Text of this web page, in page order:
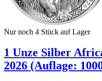
Nur noch 4 Stück auf Lager
1 Unze Silber
2026 (Auflage: